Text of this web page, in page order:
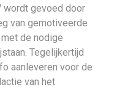
wordt gevoed door
van gemotiveerde
de nodige
Tegelijkertijd
aanleveren voor de
van het